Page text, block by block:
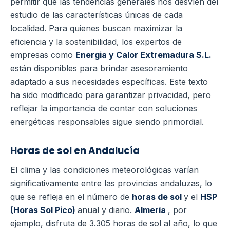
estudio de las características únicas de cada
localidad. Para quienes buscan maximizar la
eficiencia y la sostenibilidad, los expertos de
empresas como Energia y Calor Extremadura S.L.
están disponibles para brindar asesoramiento
adaptado a sus necesidades específicas. Este texto
ha sido modificado para garantizar privacidad, pero
reflejar la importancia de contar con soluciones
energéticas responsables sigue siendo primordial.
Horas de sol en Andalucía
El clima y las condiciones meteorológicas varían
significativamente entre las provincias andaluzas, lo
que se refleja en el número de horas de sol y el HSP
(Horas Sol Pico) anual y diario. Almería , por
ejemplo, disfruta de 3.305 horas de sol al año, lo que